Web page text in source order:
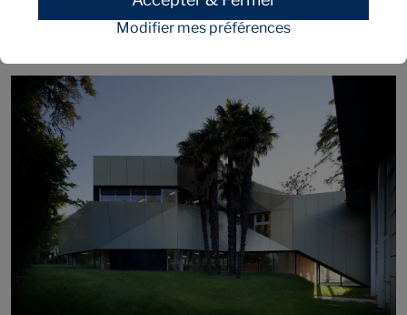
Modifier mes préférences